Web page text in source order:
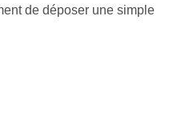
de déposer une simple